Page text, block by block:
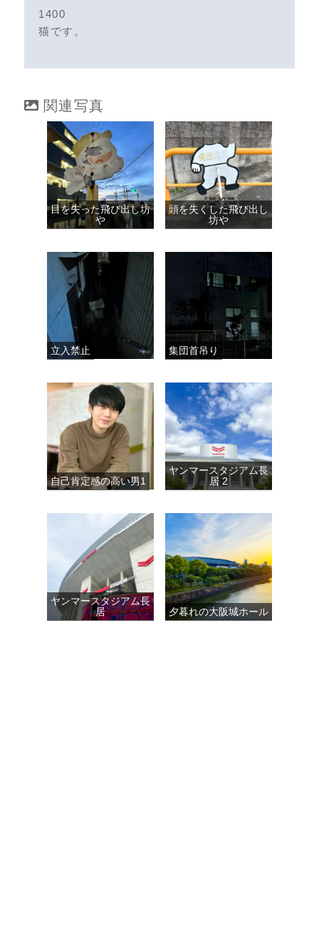
1400
猫です。
関連写真
目を失った飛び出し坊
や
頭を失くした飛び出し
坊や
立入禁止 集団首吊り
自己肯定感の高い男1
ヤンマースタジアム長
居 2
ヤンマースタジアム長
居
夕暮れの大阪城ホール